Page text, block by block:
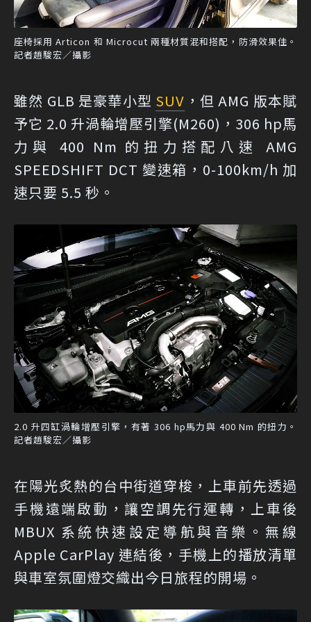
座椅採用 Articon 和 Microcut 兩種材質混和搭配，防滑效果佳。
記者趙駿宏／攝影
雖然 GLB 是豪華小型 SUV ，但 AMG 版本賦
予它 2.0 升渦輪增壓引擎(M260)，306 hp馬
力與 400 Nm 的扭力搭配八速 AMG
SPEEDSHIFT DCT 變速箱，0-100km/h 加
速只要 5.5 秒。
2.0 升四缸渦輪增壓引擎，有著 306 hp馬力與 400 Nm 的扭力。
記者趙駿宏／攝影
在陽光炙熱的台中街道穿梭，上車前先透過
手機遠端啟動，讓空調先行運轉，上車後
MBUX 系統快速設定導航與音樂。無線
Apple CarPlay 連結後，手機上的播放清單
與車室氛圍燈交織出今日旅程的開場。